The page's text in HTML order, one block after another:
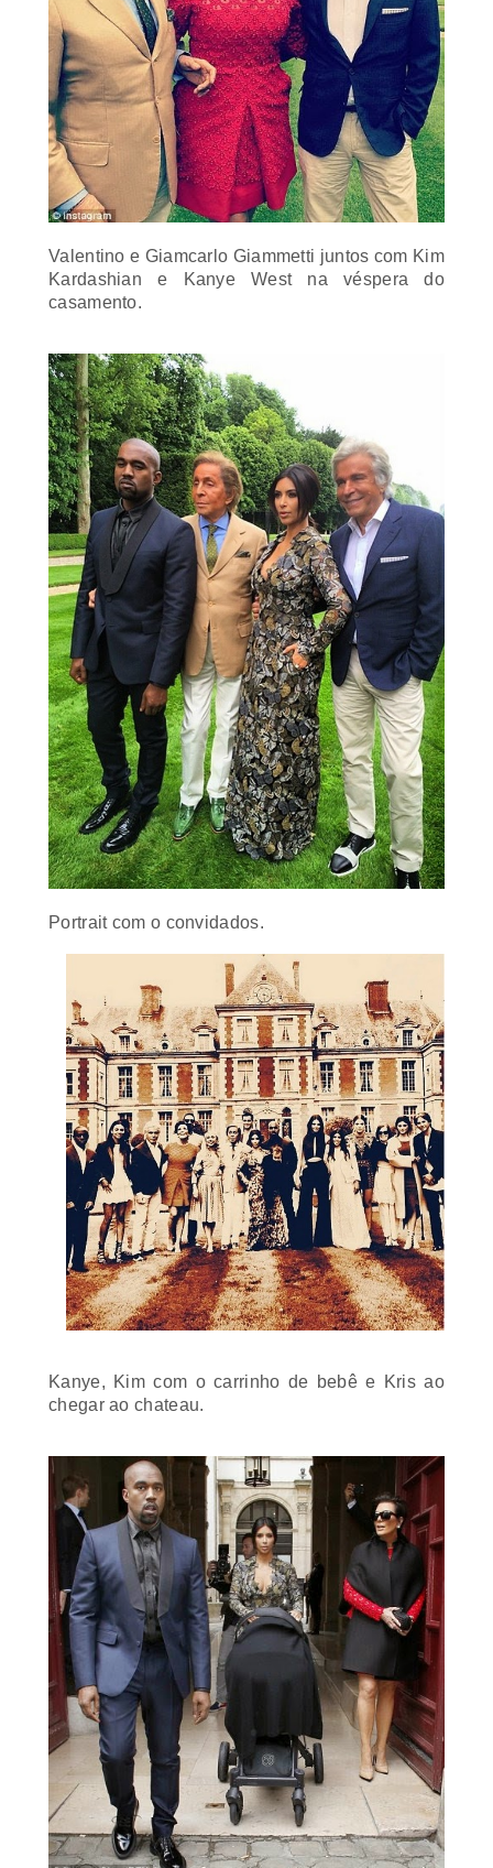
Valentino e Giamcarlo Giammetti juntos com Kim
Kardashian e Kanye West na véspera do
casamento.
Portraitcom o convidados.
Kanye, Kim com o carrinho de bebê e Kris ao
chegar aochateau.